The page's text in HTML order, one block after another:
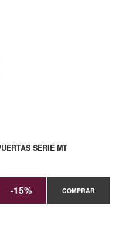
SERIE MT
-15% COMPRAR